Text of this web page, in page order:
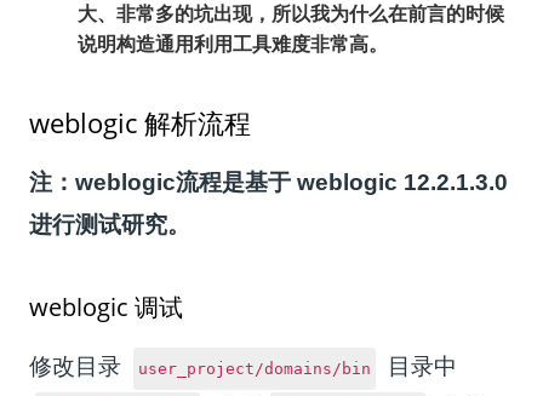
大、非常多的坑出现，所以我为什么在前言的时候
说明构造通用利用工具难度非常高。
weblogic 解析流程
注：weblogic流程是基于 weblogic 12.2.1.3.0
进行测试研究。
weblogic 调试
修改目录 user_project/domains/bin 目录中